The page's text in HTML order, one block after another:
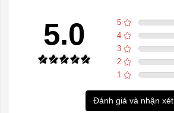
5.0 5
4
3
2
1
Đánh giá và nhận xét